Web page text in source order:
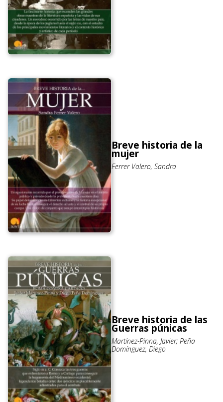
Breve historia de la
mujer
Ferrer Valero, Sandra
Breve historia de las
Guerras púnicas
Martínez-Pinna, Javier; Peña
Domínguez, Diego